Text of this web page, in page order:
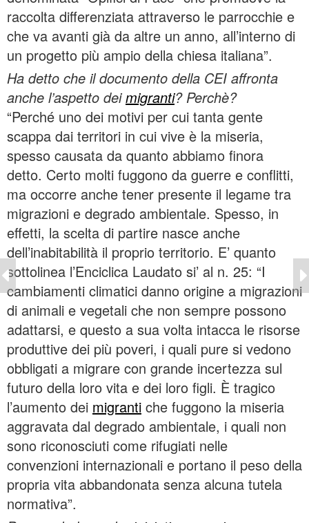
raccolta differenziata attraverso le parrocchie e
che va avanti già da altre un anno, all’interno di
un progetto più ampio della chiesa italiana”.
Ha detto che il documento della CEI affronta
anche l’aspetto deimigranti? Perchè?
“Perché uno dei motivi per cui tanta gente
scappa dai territori in cui vive è la miseria,
spesso causata da quanto abbiamo finora
detto. Certo molti fuggono da guerre e conflitti,
ma occorre anche tener presente il legame tra
migrazioni e degrado ambientale. Spesso, in
effetti, la scelta di partire nasce anche
dell’inabitabilità il proprio territorio. E’ quanto
sottolinea l’Enciclica Laudato si’ al n. 25: “I
cambiamenti climatici danno origine a migrazioni
di animali e vegetali che non sempre possono
adattarsi, e questo a sua volta intacca le risorse
produttive dei più poveri, i quali pure si vedono
obbligati a migrare con grande incertezza sul
futuro della loro vita e dei loro figli. È tragico
l’aumento dei migranti che fuggono la miseria
aggravata dal degrado ambientale, i quali non
sono riconosciuti come rifugiati nelle
convenzioni internazionali e portano il peso della
propria vita abbandonata senza alcuna tutela
normativa”.